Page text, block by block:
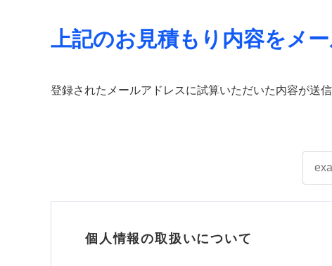
上記のお見積もり内容をメ
登録されたメールアドレスに試算いただいた内容が送信
個人情報の取扱いについて